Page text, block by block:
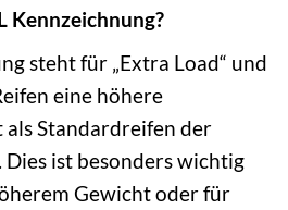
Kennzeichnung?
steht für „Extra Load“ und
eine höhere
Standardreifen der
ist besonders wichtig
Gewicht oder für